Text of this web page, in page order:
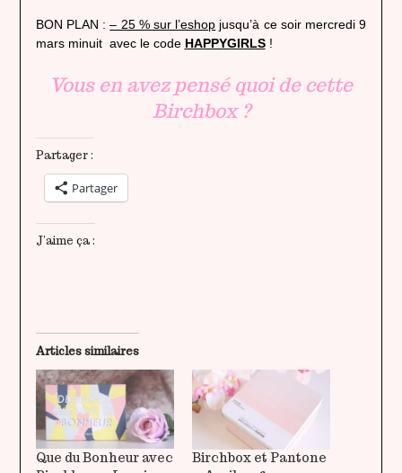
BON PLAN :– 25 % sur l’eshop jusqu’à ce soir mercredi 9
mars minuit avec le code HAPPYGIRLS!
Vous en avez pensé quoi de cette
Birchbox ?
Partager :
Partager
J’aime ça :
Articles similaires
Que du Bonheur avec
Birchbox et Pantone